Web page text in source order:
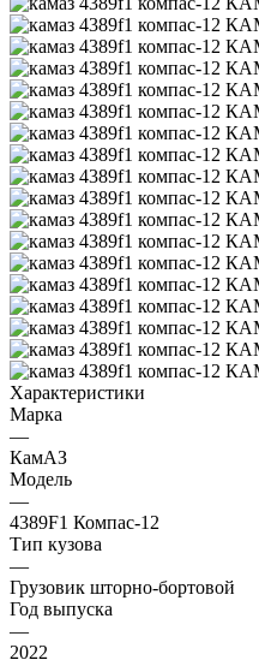
Характеристики
Марка
—
КaмAЗ
Модель
—
4389F1 Компас-12
Тип кузова
—
Грузовик шторно-бортовой
Год выпуска
—
2022